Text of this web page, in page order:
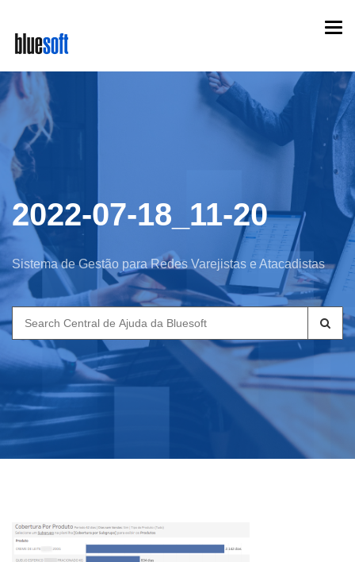
main
content
2022-07-18_11-20
Sistema de Gestão para Redes Varejistas e Atacadistas
Search
for: